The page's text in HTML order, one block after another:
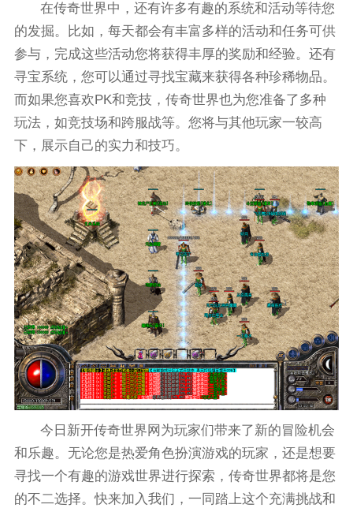
在传奇世界中，还有许多有趣的系统和活动等待您
的发掘。比如，每天都会有丰富多样的活动和任务可供
参与，完成这些活动您将获得丰厚的奖励和经验。还有
寻宝系统，您可以通过寻找宝藏来获得各种珍稀物品。
而如果您喜欢PK和竞技，传奇世界也为您准备了多种
玩法，如竞技场和跨服战等。您将与其他玩家一较高
下，展示自己的实力和技巧。
今日新开传奇世界网为玩家们带来了新的冒险机会
和乐趣。无论您是热爱角色扮演游戏的玩家，还是想要
寻找一个有趣的游戏世界进行探索，传奇世界都将是您
的不二选择。快来加入我们，一同踏上这个充满挑战和